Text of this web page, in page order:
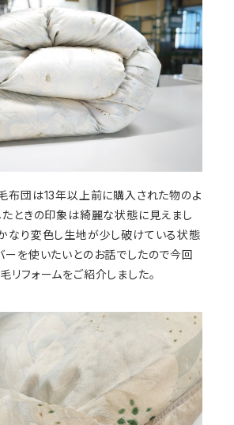
布団は13年以上前に購入された物のよ
たときの印象は綺麗な状態に見えまし
なり変色し生地が少し破けている状態
ーを使いたいとのお話でしたので今回
リフォームをご紹介しました。